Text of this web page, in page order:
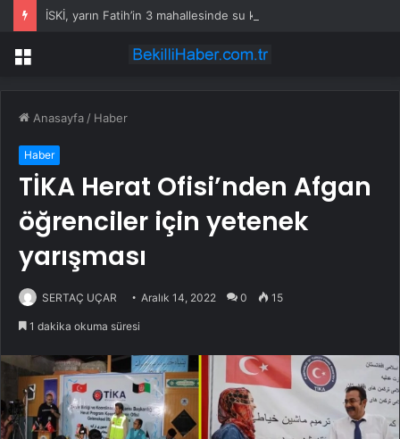
İSKİ, yarın Fatih’in 3 mahallesinde su kesintisi uygulayacak
Menü
Anasayfa / Haber
Haber
TİKA Herat Ofisi’nden Afgan
öğrenciler için yetenek
yarışması
SERTAÇ UÇAR Aralık 14, 2022 0 15
1 dakika okuma süresi